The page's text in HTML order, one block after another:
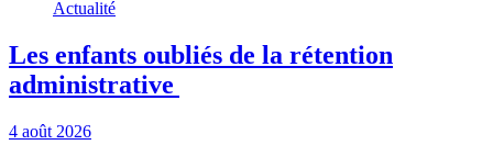
Actualité
Les enfants oubliés de la rétention
administrative
4 août 2026